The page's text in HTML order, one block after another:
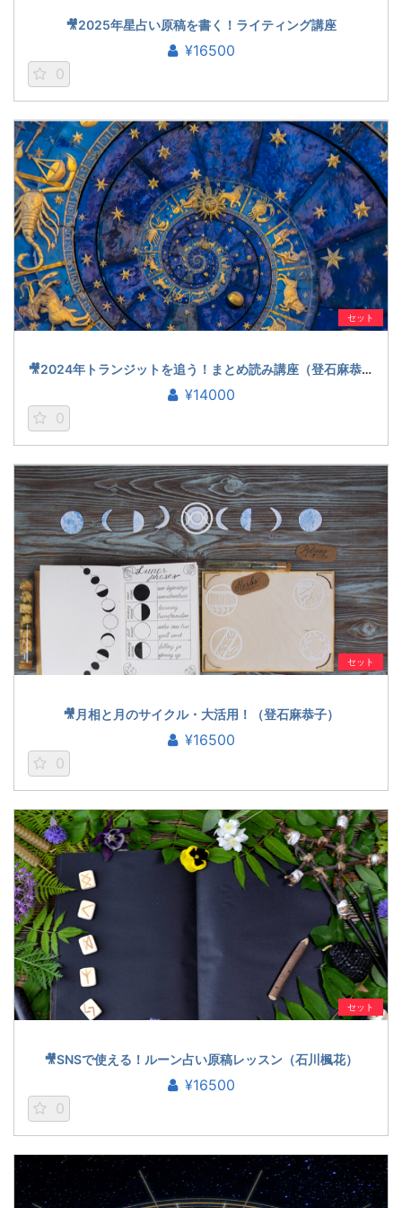
🎥2025年星占い原稿を書く！ライティング講座
¥16500
0
セット
🎥2024年トランジットを追う！まとめ読み講座（登石麻恭子）
¥14000
0
セット
🎥月相と月のサイクル・大活用！（登石麻恭子）
¥16500
0
セット
🎥SNSで使える！ルーン占い原稿レッスン（石川楓花）
¥16500
0